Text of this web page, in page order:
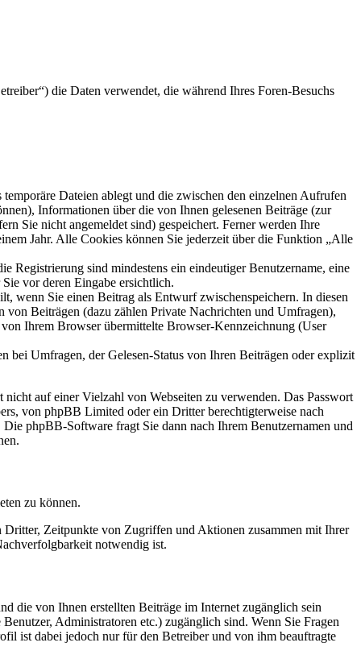
die Daten verwendet, die während Ihres Foren-Besuchs
Dateien ablegt und die zwischen den einzelnen Aufrufen
Informationen über die von Ihnen gelesenen Beiträge (zur
Sie nicht angemeldet sind) gespeichert. Ferner werden Ihre
Jahr. Alle Cookies können Sie jederzeit über die Funktion „Alle
Registrierung sind mindestens ein eindeutiger Benutzername, eine
vor deren Eingabe ersichtlich.
wenn Sie einen Beitrag als Entwurf zwischenspeichern. In diesen
Beiträgen (dazu zählen Private Nachrichten und Umfragen),
Ihrem Browser übermittelte Browser-Kennzeichnung (User
bei Umfragen, der Gelesen-Status von Ihren Beiträgen oder explizit
auf einer Vielzahl von Webseiten zu verwenden. Das Passwort
von phpBB Limited oder ein Dritter berechtigterweise nach
phpBB-Software fragt Sie dann nach Ihrem Benutzernamen und
zu können.
Dritter, Zeitpunkte von Zugriffen und Aktionen zusammen mit Ihrer
notwendig ist.
die von Ihnen erstellten Beiträge im Internet zugänglich sein
Administratoren etc.) zugänglich sind. Wenn Sie Fragen
ist dabei jedoch nur für den Betreiber und von ihm beauftragte